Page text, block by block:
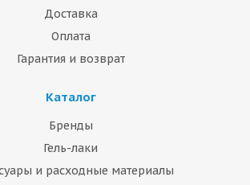
Доставка
Оплата
Гарантия и возврат
Каталог
Бренды
Гель-лаки
и расходные материалы